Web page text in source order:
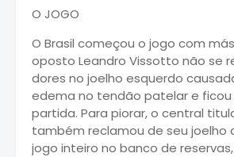
O JOGO
O Brasil começou o jogo com
oposto Leandro Vissotto não se
dores no joelho esquerdo
edema no tendão patelar e
partida. Para piorar, o central
também reclamou de seu joelho
jogo inteiro no banco de